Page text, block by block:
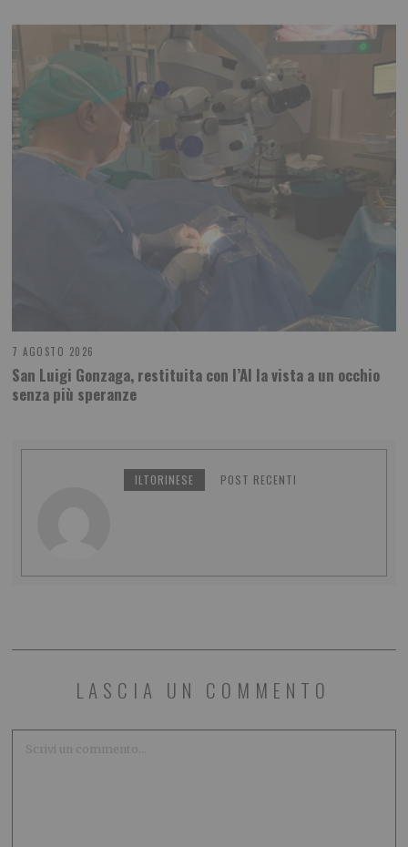
7 AGOSTO 2026
San Luigi Gonzaga, restituita con l’AI la vista a un occhio
senza più speranze
ILTORINESE POST RECENTI
LASCIA UN COMMENTO